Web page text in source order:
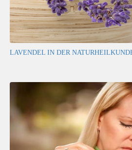
LAVENDEL IN DER